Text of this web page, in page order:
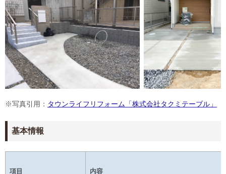
※写真引用： タウンライフリフォーム「株式会社タクミテーブル」
基本情報
項目 内容